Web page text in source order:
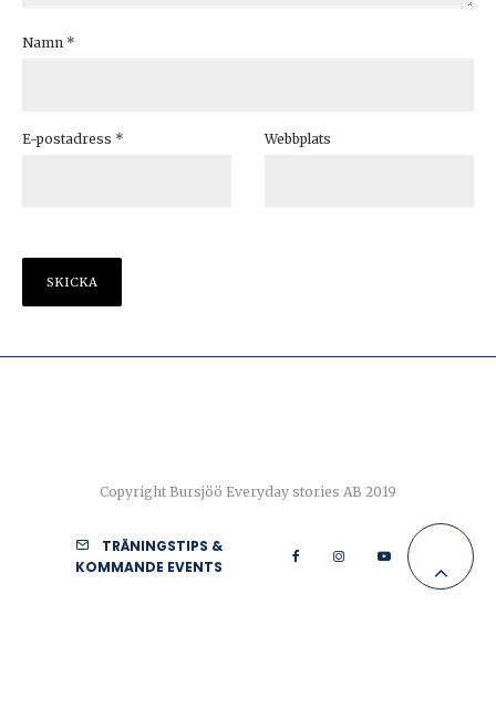
Namn *
E-postadress * Webbplats
Copyright Bursjöö Everyday stories AB 2019
TRÄNINGSTIPS &
KOMMANDE EVENTS